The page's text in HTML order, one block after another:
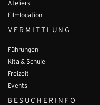
Ateliers
Filmlocation
VERMITTLUNG
Führungen
Kita & Schule
Freizeit
Events
BESUCHERINFO